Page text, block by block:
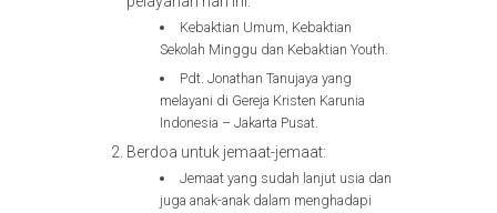
Kebaktian Umum, Kebaktian
Sekolah Minggu dan Kebaktian Youth.
Pdt. Jonathan Tanujaya yang
melayani di Gereja Kristen Karunia
Indonesia – Jakarta Pusat.
Berdoa untuk jemaat-jemaat:
Jemaat yang sudah lanjut usia dan
juga anak-anak dalam menghadapi